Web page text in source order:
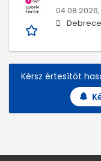
04.08.2026,
Kérsz értesítőt